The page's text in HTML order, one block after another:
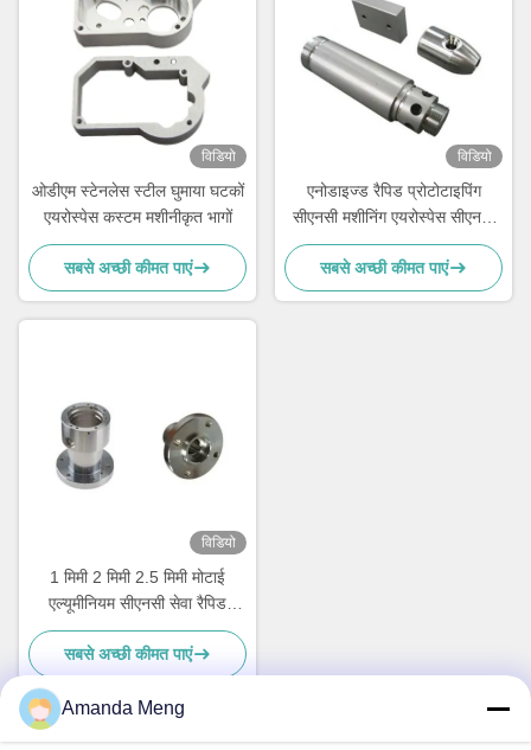
विडियो
ओडीएम स्टेनलेस स्टील घुमाया घटकों
एयरोस्पेस कस्टम मशीनीकृत भागों
सबसे अच्छी कीमत पाएं
विडियो
एनोडाइज्ड रैपिड प्रोटोटाइपिंग
सीएनसी मशीनिंग एयरोस्पेस सीएनसी
धातु भागों
सबसे अच्छी कीमत पाएं
विडियो
1 मिमी 2 मिमी 2.5 मिमी मोटाई
एल्यूमीनियम सीएनसी सेवा रैपिड
प्रोटोटाइप मशीनीकृत भागों
सबसे अच्छी कीमत पाएं
Amanda Meng